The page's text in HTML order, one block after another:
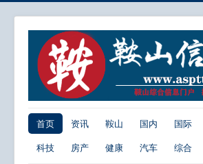
首页 资讯 鞍山 国内 国际
科技
房产 健康 汽车 综合